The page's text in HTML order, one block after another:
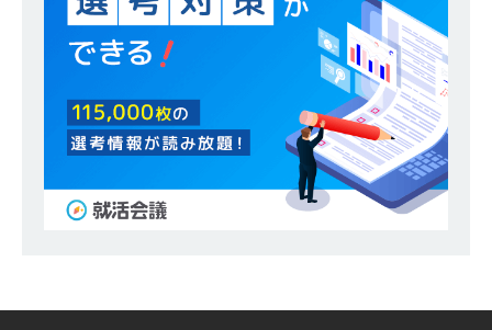
末薬品
体育会積極採用企業
【 体育会学生限定 】 企業の
詳細分析 AI活用アスキヤリセミナー ｜ 周りと差
をつけられる!! ｜ 予約フォーム
お勧めイベン
【 体育会学生限定 】何から